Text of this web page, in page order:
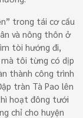
trong tái cơ cấu
và nông thôn ở
tòi hướng đi,
mà tôi từng có dịp
thành công trình
tràn Tà Pao lên
hoạt đông tưới
chỉ cho huyện